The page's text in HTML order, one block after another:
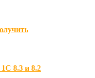
8.3 и 8.2